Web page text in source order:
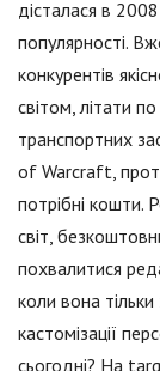
дісталася в
популярності.
конкурентів
світом, літати
транспортних
of Warcraft,
потрібні кошти.
світ,
похвалитися
коли вона
кастомізації
сьогодні? На